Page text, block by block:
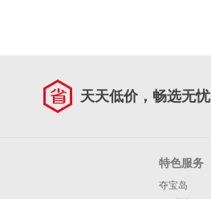
天天低价，畅选无忧
特色服务
夺宝岛